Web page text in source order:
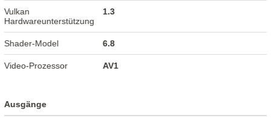
Vulkan
Hardwareunterstützung
1.3
Shader-Model 6.8
Video-Prozessor AV1
Ausgänge